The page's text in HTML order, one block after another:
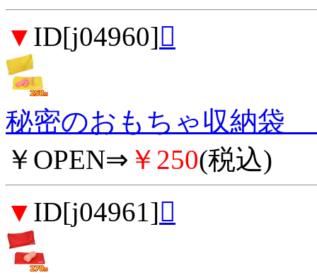
▼ ID[j04960]
秘密のおもちゃ収納袋
￥OPEN⇒ ￥250(税込)
▼ ID[j04961]